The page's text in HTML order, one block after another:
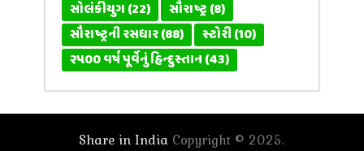
સોલંકીયુગ(22) સૌરાષ્ટ્ર(8)
સૌરાષ્ટ્રની રસધાર(88) સ્ટોરી(10)
૨૫૦૦ વર્ષ પૂર્વેનું હિન્દુસ્તાન(43)
Share in India Copyright © 2025.